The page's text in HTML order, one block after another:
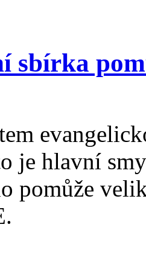
sbírka
je hlavní
pomůže